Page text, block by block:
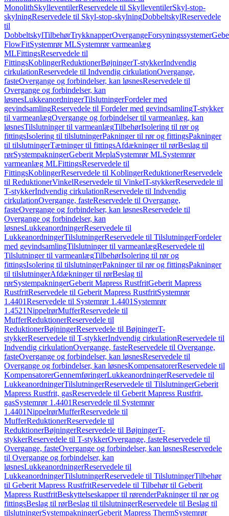
MonolithSkylleventilerReservedele til SkylleventilerSkyl-stop-
skylningReservedele til Skyl-stop-skylningDobbeltskylReservedele
til
DobbeltskylTilbehørTrykknapperOvergangeForsyningssystemer
FlowFitSystemrør MLSystemrør varmeanlæg
MLFittingsReservedele til
FittingsKoblingerReduktionerBøjningerT-stykkerIndvendig
cirkulationReservedele til Indvendig cirkulationOvergange,
fasteOvergange og forbindelser, kan løsnesReservedele til
Overgange og forbindelser, kan
løsnesLukkeanordningerTilslutningerFordeler med
gevindsamlingReservedele til Fordeler med gevindsamlingT-stykker
til varmeanlægOvergange og forbindelser til varmeanlæg, kan
løsnesTilslutninger til varmeanlægTilbehørIsolering til rør og
fittingsIsolering til tilslutningerPakninger til rør og fittingsPakninger
til tilslutningerTætninger til fittingsAfdækninger til rørBeslag til
rørSystempakningerGeberit MeplaSystemrør MLSystemrør
varmeanlæg MLFittingsReservedele til
FittingsKoblingerReservedele til KoblingerReduktionerReservedele
til ReduktionerVinkelReservedele til VinkelT-stykkerReservedele til
T-stykkerIndvendig cirkulationReservedele til Indvendig
cirkulationOvergange, fasteReservedele til Overgange,
fasteOvergange og forbindelser, kan løsnesReservedele til
Overgange og forbindelser, kan
løsnesLukkeanordningerReservedele til
LukkeanordningerTilslutningerReservedele til TilslutningerFordeler
med gevindsamlingTilslutninger til varmeanlægReservedele til
Tilslutninger til varmeanlægTilbehørIsolering til rør og
fittingsIsolering til tilslutningerPakninger til rør og fittingsPakninger
til tilslutningerAfdækninger til rørBeslag til
rørSystempakningerGeberit Mapress RustfritGeberit Mapress
RustfritReservedele til Geberit Mapress RustfritSystemrør
1.4401Reservedele til Systemrør 1.4401 Systemrør
1.4521NippelrørMufferReservedele til
MufferReduktionerReservedele til
ReduktionerBøjningerReservedele til BøjningerT-
stykkerReservedele til T-stykkerIndvendig cirkulationReservedele til
Indvendig cirkulationOvergange, fasteReservedele til Overgange,
fasteOvergange og forbindelser, kan løsnesReservedele til
Overgange og forbindelser, kan løsnesKompensatorerReservedele til
KompensatorerGennemføringerLukkeanordningerReservedele til
LukkeanordningerTilslutningerReservedele til TilslutningerGeberit
Mapress Rustfrit, gasReservedele til Geberit Mapress Rustfrit,
gasSystemrør 1.4401Reservedele til Systemrør
1.4401NippelrørMufferReservedele til
MufferReduktionerReservedele til
ReduktionerBøjningerReservedele til BøjningerT-
stykkerReservedele til T-stykkerOvergange, fasteReservedele til
Overgange, fasteOvergange og forbindelser, kan løsnesReservedele
til Overgange og forbindelser, kan
løsnesLukkeanordningerReservedele til
LukkeanordningerTilslutningerReservedele til TilslutningerTilbehør
til Geberit Mapress RustfritReservedele til Tilbehør til Geberit
Mapress RustfritBeskyttelseskapper til rørenderPakninger til rør og
fittingsBeslag til rørBeslag til tilslutningerReservedele til Beslag til
tilslutningerSystempakningerGeberit Mapress ThermSystemrør